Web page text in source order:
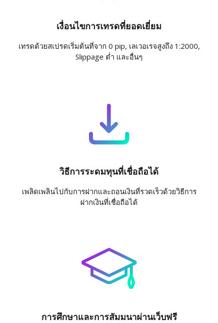
เงื่อนไขการเทรดที่ยอดเยี่ยม
เทรดด้วยสเปรดเริ่มต้นที่จาก 0 pip, เลเวอเรจสูงถึง 1:2000,
Slippage ต่ำ และอื่นๆ
วิธีการระดมทุนที่เชื่อถือได้
เพลิดเพลินไปกับการฝากและถอนเงินที่รวดเร็วด้วยวิธีการ
ฝากเงินที่เชื่อถือได้
การศึกษาและการสัมมนาผ่านเว็บฟรี